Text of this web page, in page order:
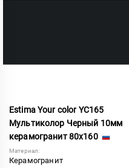
Estima Your color YC165
Мультиколор Черный 10мм
керамогранит 80x160
Материал:
Керамогранит